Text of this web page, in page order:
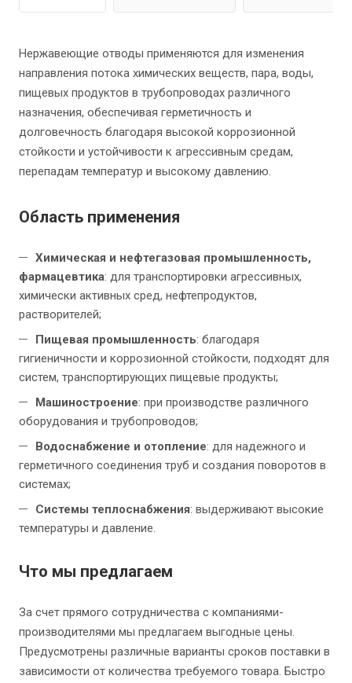
Нержавеющие отводы применяются для изменения
направления потока химических веществ, пара, воды,
пищевых продуктов в трубопроводах различного
назначения, обеспечивая герметичность и
долговечность благодаря высокой коррозионной
стойкости и устойчивости к агрессивным средам,
перепадам температур и высокому давлению.
Область применения
Химическая и нефтегазовая промышленность,
фармацевтика: для транспортировки агрессивных,
химически активных сред, нефтепродуктов,
растворителей;
Пищевая промышленность: благодаря
гигиеничности и коррозионной стойкости, подходят для
систем, транспортирующих пищевые продукты;
Машиностроение: при производстве различного
оборудования и трубопроводов;
Водоснабжение и отопление: для надежного и
герметичного соединения труб и создания поворотов в
системах;
Системы теплоснабжения: выдерживают высокие
температуры и давление.
Что мы предлагаем
За счет прямого сотрудничества с компаниями-
производителями мы предлагаем выгодные цены.
Предусмотрены различные варианты сроков поставки в
зависимости от количества требуемого товара. Быстро